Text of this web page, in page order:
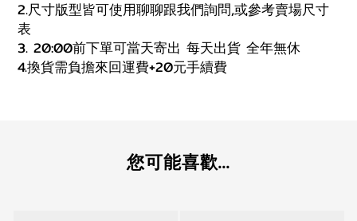
2.尺寸版型皆可使用聊聊跟我們詢問,或參考賣場尺寸
表
3. 20:00前下單可當天寄出 每天出貨 全年無休
4.換貨需負擔來回運費+20元手續費
您可能喜歡...